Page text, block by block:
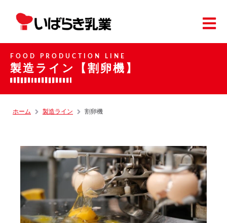
FOOD PRODUCTION LINE
製造ライン【割卵機】
ホーム 製造ライン 割卵機